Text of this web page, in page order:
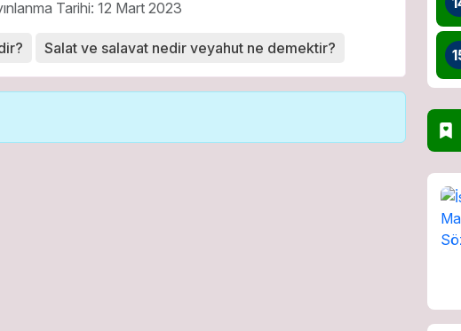
Tarihi: 12 Mart 2023
Salat ve salavat nedir veyahut ne demektir?